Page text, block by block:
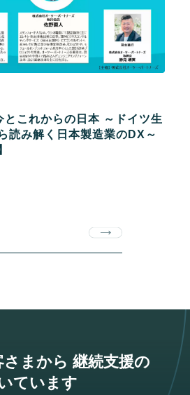
これからの日本 ～ドイツ生
読み解く日本製造業のDX～
まから 継続支援の
ています